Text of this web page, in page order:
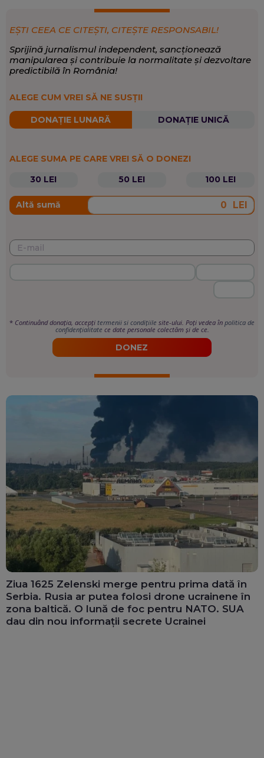
EȘTI CEEA CE CITEȘTI, CITEȘTE RESPONSABIL!
Sprijină jurnalismul independent, sancționează
manipularea și contribuie la normalitate și dezvoltare
predictibilă în România!
ALEGE CUM VREI SĂ NE SUSȚII
DONAȚIE LUNARĂ DONAȚIE UNICĂ
ALEGE SUMA PE CARE VREI SĂ O DONEZI
30 LEI
50 LEI 100 LEI
Altă sumă LEI
* Continuând donația, accepți termenii si condițiile site-ului. Poți vedea în politica de
confidențialitate ce date personale colectăm și de ce.
DONEZ
Ziua 1625 Zelenski merge pentru prima dată în
Serbia. Rusia ar putea folosi drone ucrainene în
zona baltică. O lună de foc pentru NATO. SUA
dau din nou informații secrete Ucrainei